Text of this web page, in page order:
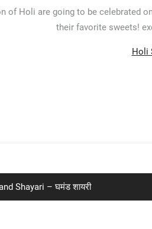
of Holi are going to be celebrated
their favorite sweets!
Holi
Shayari – घमंड शायरी